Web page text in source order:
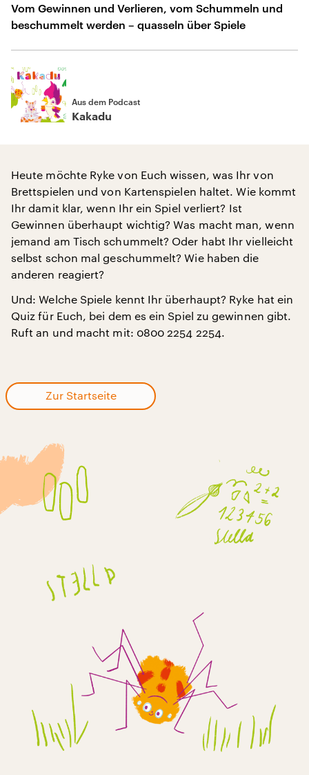
Vom Gewinnen und Verlieren, vom Schummeln und
beschummelt werden – quasseln über Spiele
Aus dem Podcast
Kakadu
Heute möchte Ryke von Euch wissen, was Ihr von
Brettspielen und von Kartenspielen haltet. Wie kommt
Ihr damit klar, wenn Ihr ein Spiel verliert? Ist
Gewinnen überhaupt wichtig? Was macht man, wenn
jemand am Tisch schummelt? Oder habt Ihr vielleicht
selbst schon mal geschummelt? Wie haben die
anderen reagiert?
Und: Welche Spiele kennt Ihr überhaupt? Ryke hat ein
Quiz für Euch, bei dem es ein Spiel zu gewinnen gibt.
Ruft an und macht mit: 0800 2254 2254.
Zur Startseite